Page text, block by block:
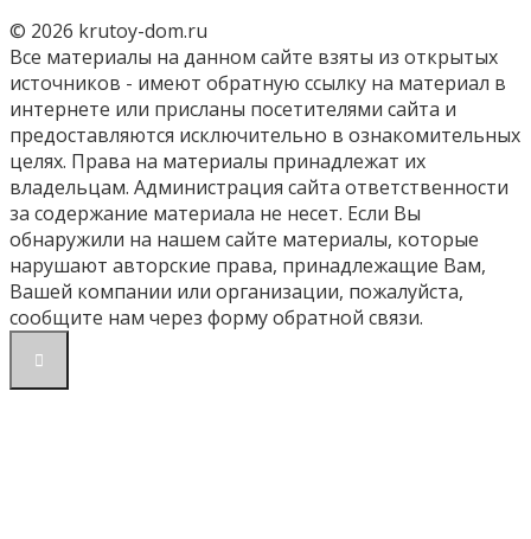
© 2026 krutoy-dom.ru
Все материалы на данном сайте взяты из открытых
источников - имеют обратную ссылку на материал в
интернете или присланы посетителями сайта и
предоставляются исключительно в ознакомительных
целях. Права на материалы принадлежат их
владельцам. Администрация сайта ответственности
за содержание материала не несет. Если Вы
обнаружили на нашем сайте материалы, которые
нарушают авторские права, принадлежащие Вам,
Вашей компании или организации, пожалуйста,
сообщите нам через форму обратной связи.